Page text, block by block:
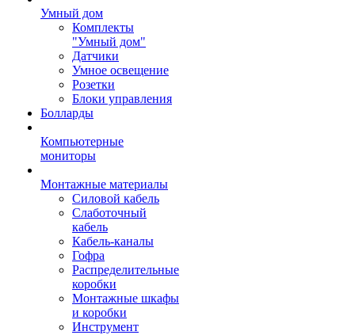
Умный дом
Комплекты
"Умный дом"
Датчики
Умное освещение
Розетки
Блоки управления
Болларды
Компьютерные
мониторы
Монтажные материалы
Силовой кабель
Слаботочный
кабель
Кабель-каналы
Гофра
Распределительные
коробки
Монтажные шкафы
и коробки
Инструмент